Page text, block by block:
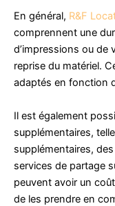
En général, R&F
comprennent une
d’impressions ou de
reprise du matériel.
adaptés en fonction
Il est également
supplémentaires,
supplémentaires,
services de partage
peuvent avoir un
de les prendre en